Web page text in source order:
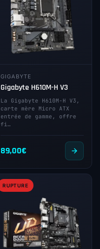
GIGABYTE
Gigabyte H610M-H V3
La Gigabyte H610M-H V3,
carte mère Micro ATX
entrée de gamme, offre
fi…
89,00€
RUPTURE